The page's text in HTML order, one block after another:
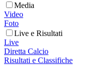
Media
Video
Foto
Live e Risultati
Live
Diretta Calcio
Risultati e Classifiche